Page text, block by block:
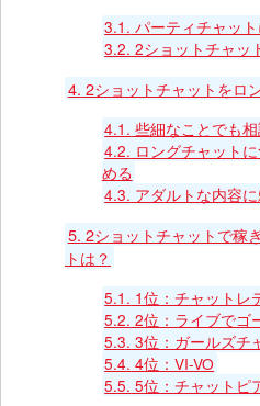
3.1. パーティチャッ
3.2. 2ショットチャッ
4. 2ショットチャットをロ
4.1. 些細なことでも
4.2. ロングチャット
める
4.3. アダルトな内容
5. 2ショットチャットで稼
トは？
5.1. 1位：チャットレ
5.2. 2位：ライブでゴ
5.3. 3位：ガールズチ
5.4. 4位：VI-VO
5.5. 5位：チャットピ